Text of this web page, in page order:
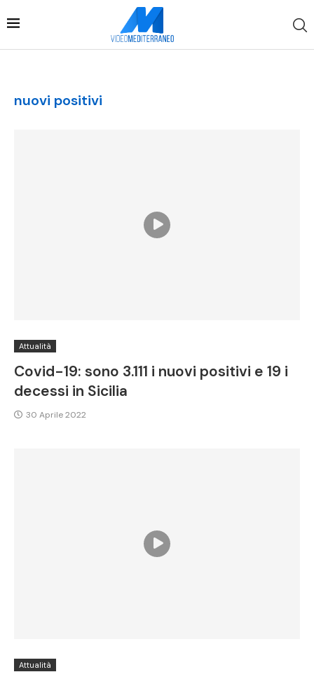
nuovi positivi
Attualità
Covid-19: sono 3.111 i nuovi positivi e 19 i
decessi in Sicilia
30 Aprile 2022
Attualità